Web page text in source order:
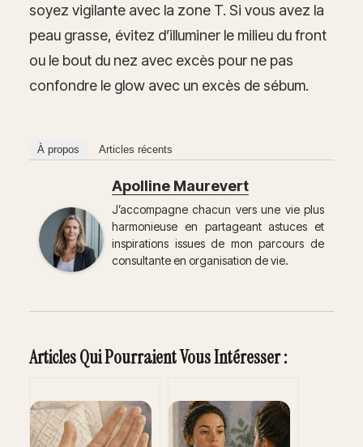
soyez vigilante avec la zone T. Si vous avez la
peau grasse, évitez d’illuminer le milieu du front
ou le bout du nez avec excès pour ne pas
confondre le glow avec un excès de sébum.
À propos Articles récents
Apolline Maurevert
J’accompagne chacun vers une vie plus
harmonieuse en partageant astuces et
inspirations issues de mon parcours de
consultante en organisation de vie.
Articles Qui Pourraient Vous Intéresser :